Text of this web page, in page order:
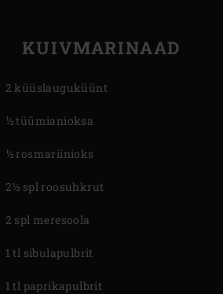
KUIVMARINAAD
2 küüslauguküünt
½ tüümianioksa
½ rosmariinioks
2½ spl roosuhkrut
2 spl meresoola
1 tl sibulapulbrit
1 tl paprikapulbrit